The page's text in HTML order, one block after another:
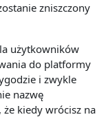
zniszczony
użytkowników
do platformy
i zwykle
nazwę
kiedy wrócisz na